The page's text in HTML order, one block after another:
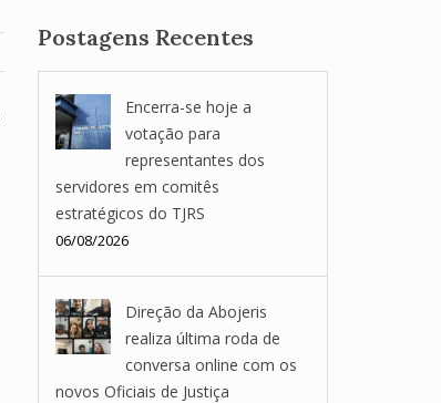
Postagens Recentes
Encerra-se hoje a
votação para
representantes dos
servidores em comitês
estratégicos do TJRS
06/08/2026
Direção da Abojeris
realiza última roda de
conversa online com os
novos Oficiais de Justiça